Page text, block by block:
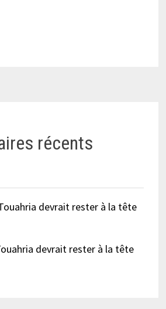
récents
devrait rester à la tête
devrait rester à la tête